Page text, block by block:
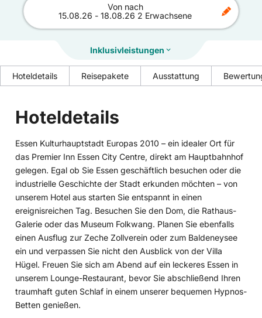
Von nach
15.08.26 - 18.08.26 2 Erwachsene
Inklusivleistungen
Hoteldetails Reisepakete Ausstattung
Hoteldetails
Essen Kulturhauptstadt Europas 2010 – ein idealer Ort für
das Premier Inn Essen City Centre, direkt am Hauptbahnhof
gelegen. Egal ob Sie Essen geschäftlich besuchen oder die
industrielle Geschichte der Stadt erkunden möchten – von
unserem Hotel aus starten Sie entspannt in einen
ereignisreichen Tag. Besuchen Sie den Dom, die Rathaus-
Galerie oder das Museum Folkwang. Planen Sie ebenfalls
einen Ausflug zur Zeche Zollverein oder zum Baldeneysee
ein und verpassen Sie nicht den Ausblick von der Villa
Hügel. Freuen Sie sich am Abend auf ein leckeres Essen in
unserem Lounge-Restaurant, bevor Sie abschließend Ihren
traumhaft guten Schlaf in einem unserer bequemen Hypnos-
Betten genießen.